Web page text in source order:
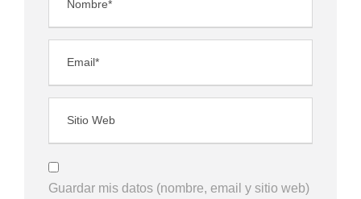
Guardar mis datos (nombre, email y sitio web)